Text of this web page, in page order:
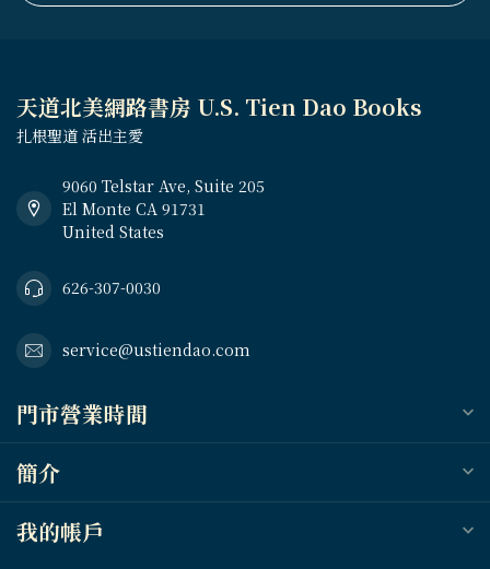
天道北美網路書房 U.S. Tien Dao Books
扎根聖道 活出主愛
9060 Telstar Ave, Suite 205
El Monte CA 91731
United States
626-307-0030
service@ustiendao.com
門市營業時間
簡介
我的帳戶